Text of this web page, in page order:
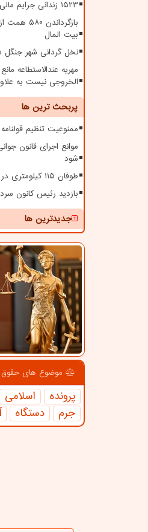
۱۵۲۳ زندانی جرایم مالی غیر عمد
بیت المال
نخل گردانی شهر جنگل
مهریه عندالاستطاعه
الخروجی نیست به
پربحث ترین ها
ممنوعیت تنظیم
موانع اجرای قانون
شود
طوفان ۱۱۵ کیلومتری در سیستان
بازدید رئیس کانون
جدیدترین ها
موضوع های
پرونده اسلامی
جرم
دستگاه